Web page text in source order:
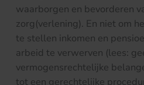
waarborgen en bevorderen
zorg(verlening). En niet om
te stellen inkomen en
arbeid te verwerven (lees:
vermogensrechtelijke
tot een gerechtelijke